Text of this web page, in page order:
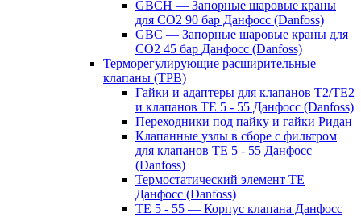
GBCH — Запорные шаровые краны
для CO2 90 бар Данфосс (Danfoss)
GBC — Запорные шаровые краны для
CO2 45 бар Данфосс (Danfoss)
Терморегулирующие расширительные
клапаны (ТРВ)
Гайки и адаптеры для клапанов T2/TE2
и клапанов TE 5 - 55 Данфосс (Danfoss)
Переходники под пайку и гайки Ридан
Клапанные узлы в сборе с фильтром
для клапанов TE 5 - 55 Данфосс
(Danfoss)
Термостатический элемент TE
Данфосс (Danfoss)
TE 5 - 55 — Корпус клапана Данфосс